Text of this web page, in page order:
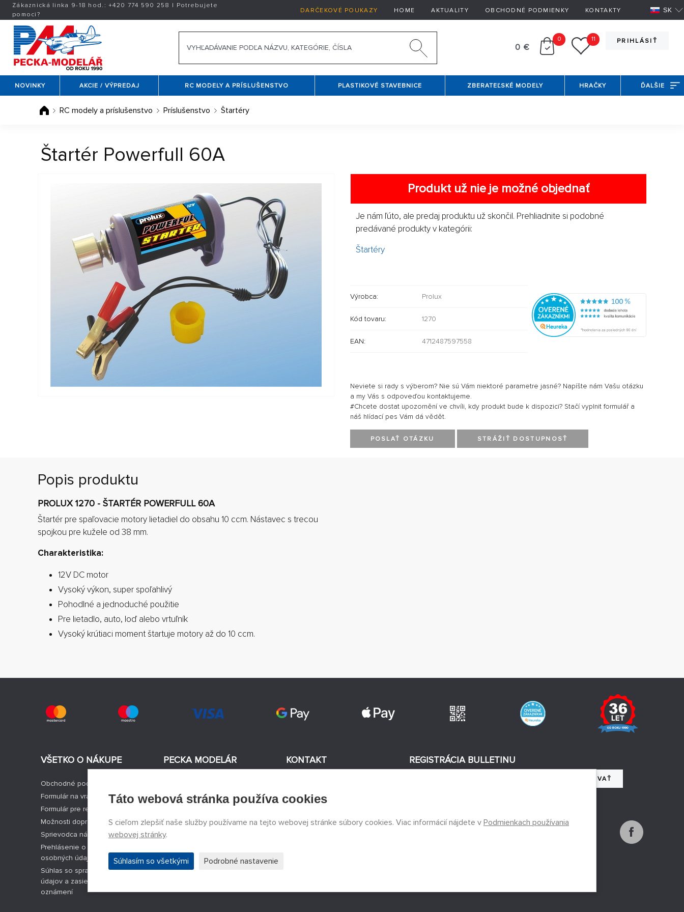
Zákaznická linka 9-18 hod.:+420 774 590 258 | Potrebujete
pomoci?
DARČEKOVÉ POUKAZY HOME AKTUALITY OBCHODNÉ PODMIENKY KONTAKTY SK
PRIHLÁSIŤ
0 €
0 11
NOVINKY AKCIE / VÝPREDAJ RC MODELY A PRÍSLUŠENSTVO PLASTIKOVÉ STAVEBNICE ZBERATEĽSKÉ MODELY HRAČKY ĎALŠIE
RC modely a príslušenstvo Príslušenstvo Štartéry
Štartér Powerfull 60A
Produkt už nie je možné objednať
Je nám ľúto, ale predaj produktu už skončil. Prehliadnite si podobné
predávané produkty v kategórii:
Štartéry
Výrobca: Prolux
Kód tovaru: 1270
EAN: 4712487597558
Neviete si rady s výberom? Nie sú Vám niektoré parametre jasné? Napíšte nám Vašu otázku
a my Vás s odpoveďou kontaktujeme.
#Chcete dostat upozornění ve chvíli, kdy produkt bude k dispozici? Stačí vyplnit formulář a
náš hlídací pes Vám dá vědět.
POSLAŤ OTÁZKU STRÁŽIŤ DOSTUPNOSŤ
Popis produktu
PROLUX 1270 - ŠTARTÉR POWERFULL 60A
Štartér pre spaľovacie motory lietadiel do obsahu 10 ccm. Nástavec s trecou
spojkou pre kužele od 38 mm.
Charakteristika:
12V DC motor
Vysoký výkon, super spoľahlivý
Pohodlné a jednoduché použitie
Pre lietadlo, auto, loď alebo vrtuľník
Vysoký krútiaci moment štartuje motory až do 10 ccm.
VŠETKO O NÁKUPE
Obchodné podmienky
Formulár na vrátenie tovaru
Formulár pre reklamáciu tovaru
Možnosti dopravy a platby
Sprievodca nákupom modelov
Prehlásenie o spracovaní
osobných údajov
Súhlas so spracovaním osobných
údajov a zasielaním obchodných
oznámení
PECKA MODELÁR
Výrobcovia modelov
Kontakty
Registrácia
Nastavenie cookies
Facebook
KONTAKT
info@
KAMENNÉ
REGISTRÁCIA BULLETINU
REGISTROVAŤ
Táto webová stránka používa cookies
S cieľom zlepšiť naše služby používame na tejto webovej stránke súbory cookies. Viac informácií nájdete v Podmienkach používania
webovej stránky.
Súhlasím so všetkými Podrobné nastavenie